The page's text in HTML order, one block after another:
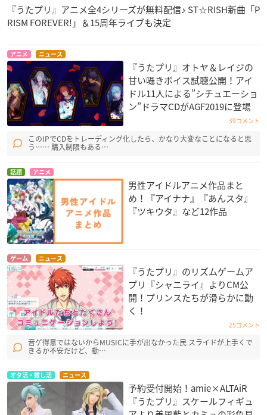
『うたプリ』アニメ全4シリーズが無料配信♪ ST☆RISH新曲「P
RISM FOREVER!」＆15周年ライブも決定
アニメ ニュース
『うたプリ』オトヤ＆レイジの
甘い囁きボイス試聴公開！アイ
ドル11人による”シチュエーショ
ン”ドラマCDがAGF2019に登場
39コメント
このIPでCDをトレーディング化したら、かなり大変なことになると思
う…… 購入制限もある…
話題 アニメ
男性アイドルアニメ作品まと
め！『アイナナ』『あんスタ』
『ツキウタ』など12作品
ゲーム ニュース
『うたプリ』のリズムゲームア
プリ『シャニライ』よりCM公
開！プリンスたちが滑らかに動
く！
25コメント
音ゲ得意ではないからMUSICに手が出なかった民 スライドが上手くで
きるか不安だけど、動…
オタ活・推し活 ニュース
予約受付開始！amie×ALTAiR
『うたプリ』スケールフィギュ